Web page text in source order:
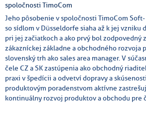
spoločnosti TimoCom
Jeho pôsobenie v spoločnosti TimoCom
so sídlom v Düsseldorfe siaha až k jej vzniku
pri jej začiatkoch a ako prvý bol zodpovedný
zákazníckej základne a obchodného rozvoja
slovenský trh ako sales area manager. V
čele CZ a SK zastúpenia ako obchodný
praxi v špedícii a odvetví dopravy a
produktovým poradenstvom aktívne
kontinuálny rozvoj produktov a obchodu pre